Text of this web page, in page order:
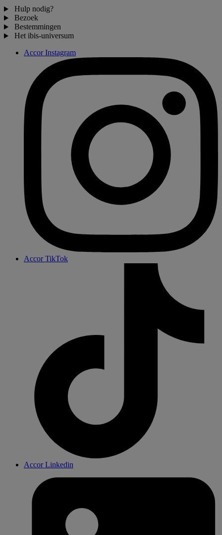
Hulp nodig?
Bezoek
Bestemmingen
Het ibis-universum
Accor Instagram
Accor TikTok
Accor Linkedin